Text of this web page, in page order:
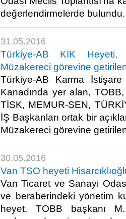
değerlendirmelerde bulundu.​
31.05.2016
Türkiye-AB KİK
Müzakereci görevine
Türkiye-AB Karma
Kanadında yer alan,
TİSK, MEMUR-SEN,
İŞ Başkanları ortak bir
Müzakereci görevine
30.05.2016
Van TSO heyeti
Van Ticaret ve Sanayi
ve beraberindeki yönetim
heyet, TOBB başkanı M.